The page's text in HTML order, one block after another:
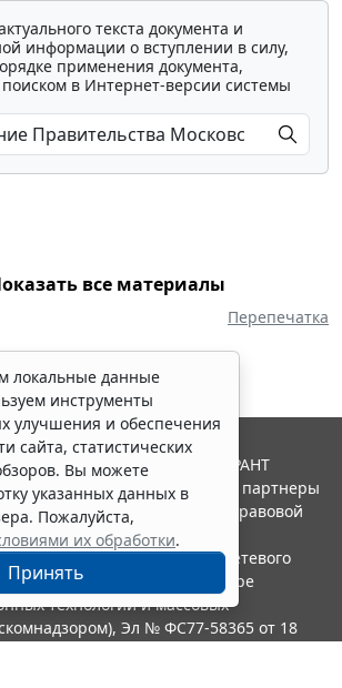
текста документа и
информации о вступлении в силу,
применения документа,
поиском в Интернет-версии системы
все материалы
Перепечатка
локальные данные
инструменты
улучшения и обеспечения
сайта, статистических
Вы можете
указанных данных в
Пожалуйста,
их обработки.
Принять
СЕРВИС", 2026. Система ГАРАНТ
года. Компания "Гарант" и ее партнеры
Российской ассоциации правовой
в качестве сетевого
службой по надзору в сфере
технологий и массовых
Эл № ФС77-58365 от 18